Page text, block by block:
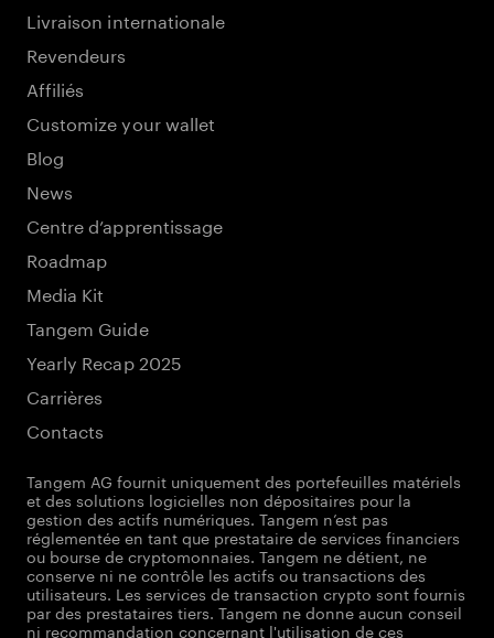
Livraison internationale
Revendeurs
Affiliés
Customize your wallet
Blog
News
Centre d’apprentissage
Roadmap
Media Kit
Tangem Guide
Yearly Recap 2025
Carrières
Contacts
Tangem AG fournit uniquement des portefeuilles matériels
et des solutions logicielles non dépositaires pour la
gestion des actifs numériques. Tangem n’est pas
réglementée en tant que prestataire de services financiers
ou bourse de cryptomonnaies. Tangem ne détient, ne
conserve ni ne contrôle les actifs ou transactions des
utilisateurs. Les services de transaction crypto sont fournis
par des prestataires tiers. Tangem ne donne aucun conseil
ni recommandation concernant l'utilisation de ces